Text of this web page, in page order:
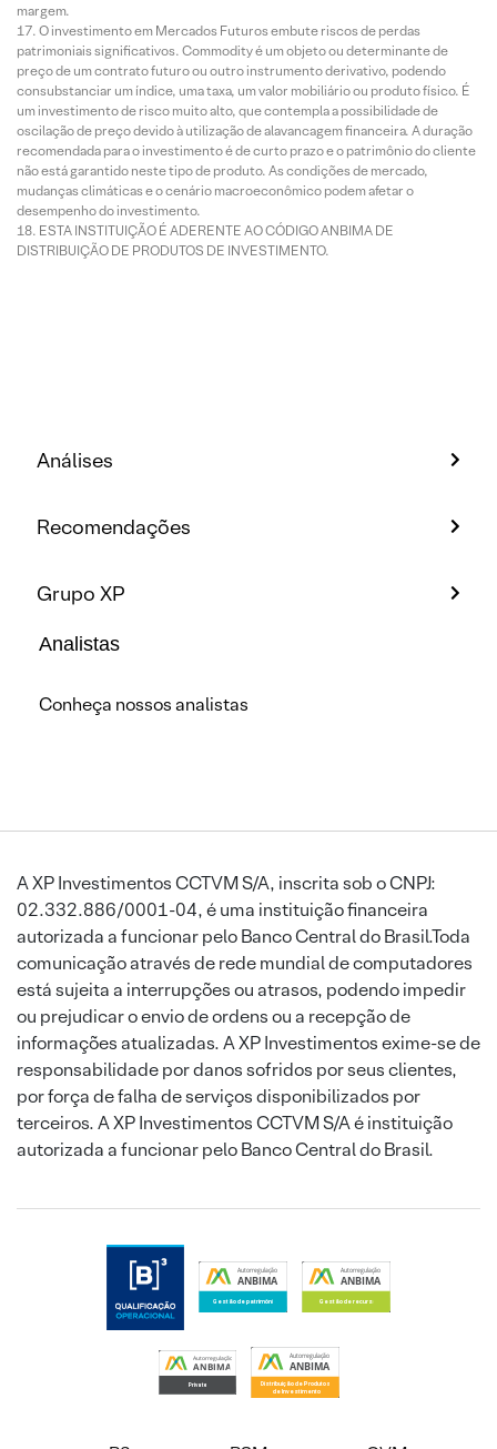
margem.
O investimento em Mercados Futuros embute riscos de perdas
patrimoniais significativos. Commodity é um objeto ou determinante de
preço de um contrato futuro ou outro instrumento derivativo, podendo
consubstanciar um índice, uma taxa, um valor mobiliário ou produto físico. É
um investimento de risco muito alto, que contempla a possibilidade de
oscilação de preço devido à utilização de alavancagem financeira. A duração
recomendada para o investimento é de curto prazo e o patrimônio do cliente
não está garantido neste tipo de produto. As condições de mercado,
mudanças climáticas e o cenário macroeconômico podem afetar o
desempenho do investimento.
ESTA INSTITUIÇÃO É ADERENTE AO CÓDIGO ANBIMA DE
DISTRIBUIÇÃO DE PRODUTOS DE INVESTIMENTO.
Análises
Recomendações
Grupo XP
Analistas
Conheça nossos analistas
A XP Investimentos CCTVM S/A, inscrita sob o CNPJ:
02.332.886/0001-04, é uma instituição financeira
autorizada a funcionar pelo Banco Central do Brasil.Toda
comunicação através de rede mundial de computadores
está sujeita a interrupções ou atrasos, podendo impedir
ou prejudicar o envio de ordens ou a recepção de
informações atualizadas. A XP Investimentos exime-se de
responsabilidade por danos sofridos por seus clientes,
por força de falha de serviços disponibilizados por
terceiros. A XP Investimentos CCTVM S/A é instituição
autorizada a funcionar pelo Banco Central do Brasil.